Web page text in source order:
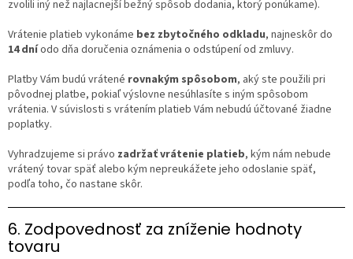
zvolili iný než najlacnejší bežný spôsob dodania, ktorý ponúkame).
Vrátenie platieb vykonáme bez zbytočného odkladu, najneskôr do
14 dníodo dňa doručenia oznámenia o odstúpení od zmluvy.
Platby Vám budú vrátené rovnakým spôsobom, aký ste použili pri
pôvodnej platbe, pokiaľ výslovne nesúhlasíte s iným spôsobom
vrátenia. V súvislosti s vrátením platieb Vám nebudú účtované žiadne
poplatky.
Vyhradzujeme si právo zadržať vrátenie platieb, kým nám nebude
vrátený tovar späť alebo kým nepreukážete jeho odoslanie späť,
podľa toho, čo nastane skôr.
6. Zodpovednosť za zníženie hodnoty
tovaru